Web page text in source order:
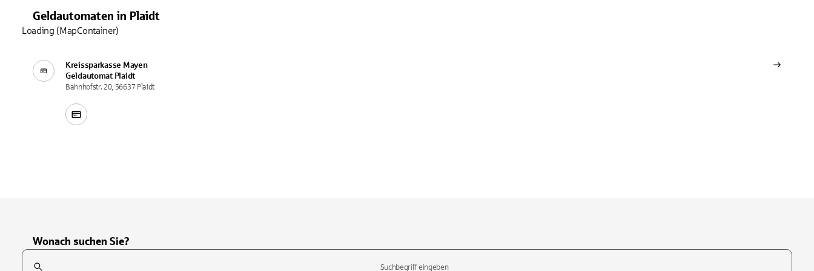
Geldautomaten in Plaidt
Kreissparkasse Mayen
Geldautomat Plaidt
Bahnhofstr. 20, 56637 Plaidt
Loading (MapContainer)
Wonach suchen Sie?
Suchfeld